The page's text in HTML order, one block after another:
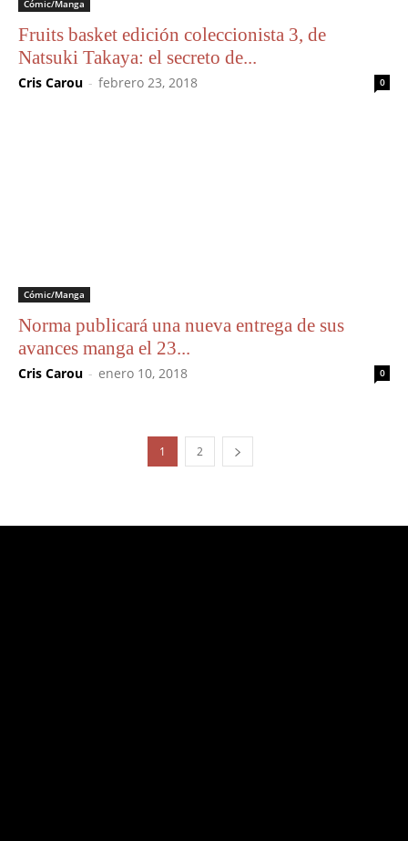
Cómic/Manga
Fruits basket edición coleccionista 3, de
Natsuki Takaya: el secreto de...
Cris Carou - febrero 23, 2018 0
Cómic/Manga
Norma publicará una nueva entrega de sus
avances manga el 23...
Cris Carou - enero 10, 2018 0
1 2